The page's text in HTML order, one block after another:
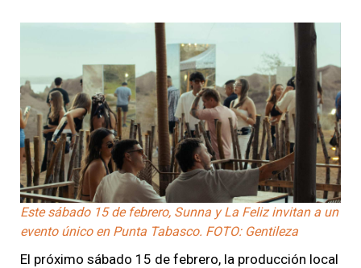
Este sábado 15 de febrero, Sunna y La Feliz invitan a un
evento único en Punta Tabasco. FOTO: Gentileza
El próximo sábado 15 de febrero, la producción local